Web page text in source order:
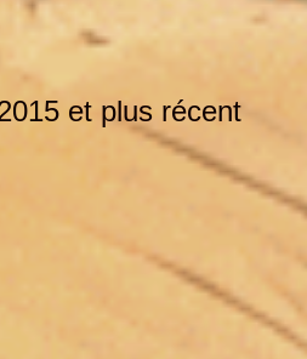
et plus récent